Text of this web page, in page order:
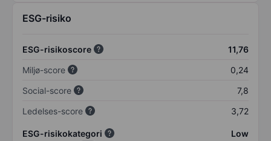
ESG-risiko
ESG-risikoscore
11,76
Miljø-score
0,24
Social-score
7,8
Ledelses-score
3,72
ESG-risikokategori Low